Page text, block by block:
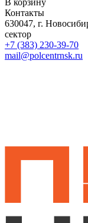
Контакты
630047, г.
сектор
+7 (383) 230-39-70
mail@polcentrnsk.ru